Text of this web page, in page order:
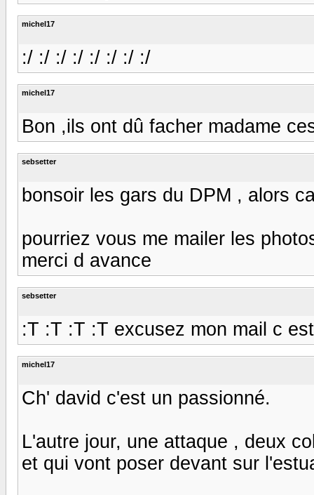
michel17
:/ :/ :/ :/ :/ :/ :/ :/
michel17
Bon ,ils ont dû facher madame
sebsetter
bonsoir les gars du DPM , alors
pourriez vous me mailer les
merci d avance
sebsetter
:T :T :T :T excusez mon mail c
michel17
Ch' david c'est un passionné.
L'autre jour, une attaque , deux
et qui vont poser devant sur